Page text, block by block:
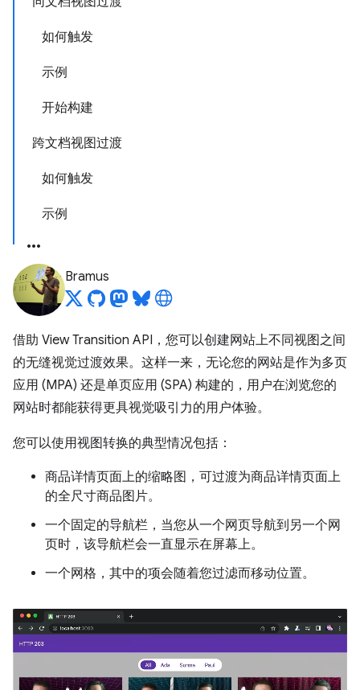
如何触发
示例
开始构建
跨文档视图过渡
如何触发
示例
Bramus
借助 View Transition API，您可以创建网站上不同视图之间
的无缝视觉过渡效果。这样一来，无论您的网站是作为多页
应用 (MPA) 还是单页应用 (SPA) 构建的，用户在浏览您的
网站时都能获得更具视觉吸引力的用户体验。
您可以使用视图转换的典型情况包括：
商品详情页面上的缩略图，可过渡为商品详情页面上
的全尺寸商品图片。
一个固定的导航栏，当您从一个网页导航到另一个网
页时，该导航栏会一直显示在屏幕上。
一个网格，其中的项会随着您过滤而移动位置。